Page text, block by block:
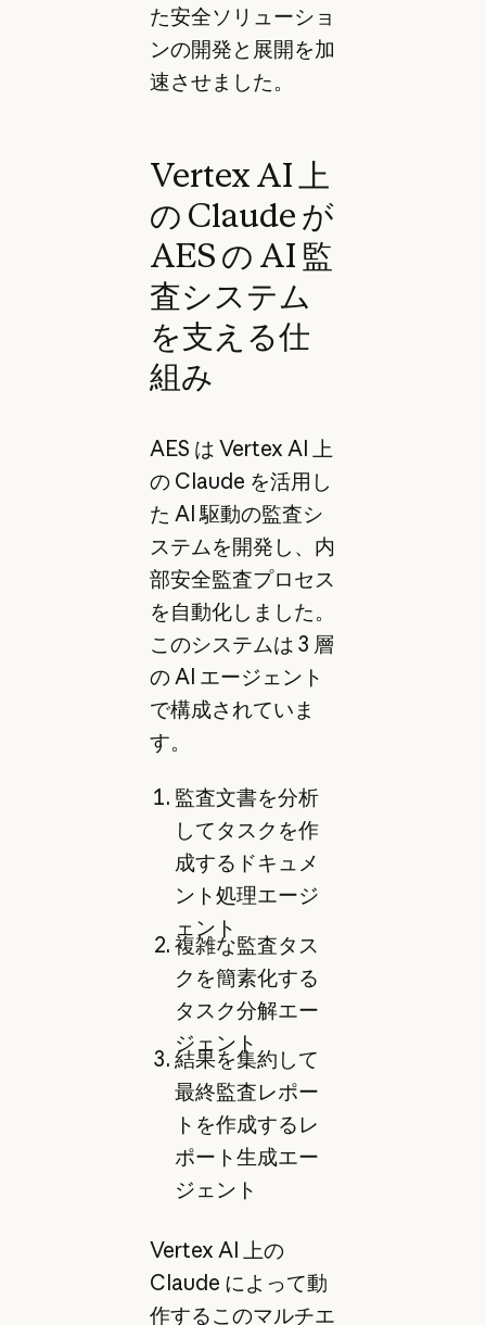
た安全ソリューショ
ンの開発と展開を加
速させました。
Vertex AI 上
の Claude が
AES の AI 監
査システム
を支える仕
組み
AES は Vertex AI 上
の Claude を活用し
た AI 駆動の監査シ
ステムを開発し、内
部安全監査プロセス
を自動化しました。
このシステムは 3 層
の AI エージェント
で構成されていま
す。
監査文書を分析
してタスクを作
成するドキュメ
ント処理エージ
ェント
複雑な監査タス
クを簡素化する
タスク分解エー
ジェント
結果を集約して
最終監査レポー
トを作成するレ
ポート生成エー
ジェント
Vertex AI 上の
Claude によって動
作するこのマルチエ